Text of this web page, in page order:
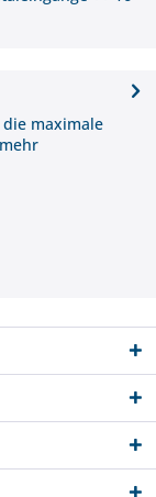
maximale
mehr